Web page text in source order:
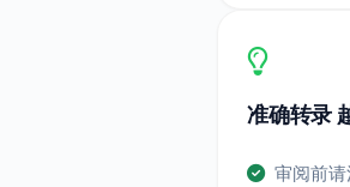
准确转录
审阅前